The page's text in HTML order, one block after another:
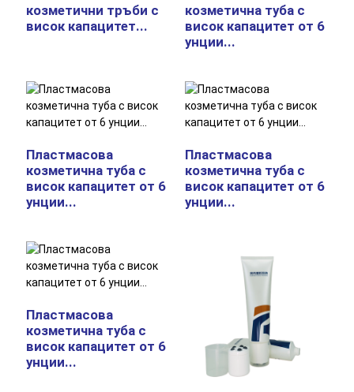
козметични тръби с
висок капацитет...
козметична туба с
висок капацитет от 6
унции...
Пластмасова
козметична туба с
висок капацитет от 6
унции...
Пластмасова
козметична туба с
висок капацитет от 6
унции...
Пластмасова
козметична туба с
висок капацитет от 6
унции...